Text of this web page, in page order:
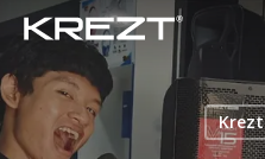
Skip
main
content